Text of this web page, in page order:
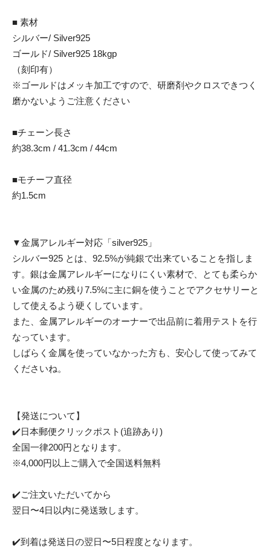
■ 素材
シルバー/ Silver925
ゴールド/ Silver925 18kgp
（刻印有）
※ゴールドはメッキ加工ですので、研磨剤やクロスできつく
磨かないようご注意ください
■チェーン長さ
約38.3cm / 41.3cm / 44cm
■モチーフ直径
約1.5cm
▼金属アレルギー対応「silver925」
シルバー925 とは、92.5%が純銀で出来ていることを指しま
す。銀は金属アレルギーになりにくい素材で、とても柔らか
い金属のため残り7.5%に主に銅を使うことでアクセサリーと
して使えるよう硬くしています。
また、金属アレルギーのオーナーで出品前に着用テストを行
なっています。
しばらく金属を使っていなかった方も、安心して使ってみて
くださいね。
【発送について】
✔️日本郵便クリックポスト(追跡あり)
全国一律200円となります。
※4,000円以上ご購入で全国送料無料
✔️ご注文いただいてから
翌日〜4日以内に発送致します。
✔️到着は発送日の翌日〜5日程度となります。